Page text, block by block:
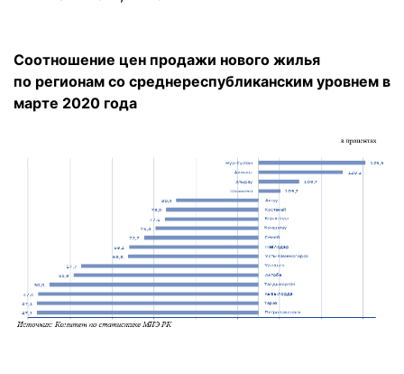
Соотношение цен продажи нового жилья
по регионам со среднереспубликанским уровнем в
марте 2020 года